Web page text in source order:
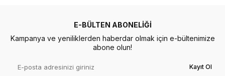
E-BÜLTEN ABONELIĞI
Kampanya ve yeniliklerden haberdar olmak için e-bültenimize
abone olun!
Kayıt Ol